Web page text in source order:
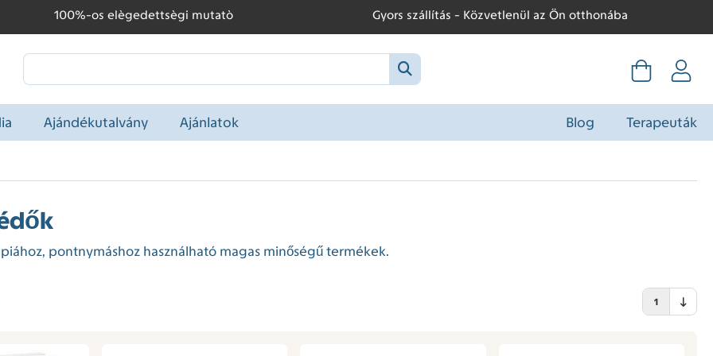
100%-os elègedettsègi mutatò Gyors szállítás - Közvetlenül az Ön otthonába
Ajándékutalvány Blog Terapeuták
Ajánlatok
pontnymáshoz használható magas minőségű termékek.
1